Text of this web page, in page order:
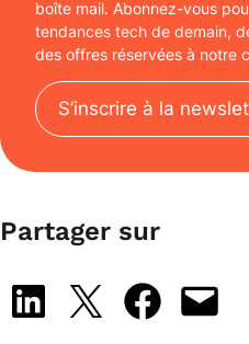
boîte mail. Abonnez-vous
tendances tech de demain,
des offres réservées à notre
S’inscrire à la
Partager sur
Share on LinkedIn
Share on X Share on Facebook
Email this Page